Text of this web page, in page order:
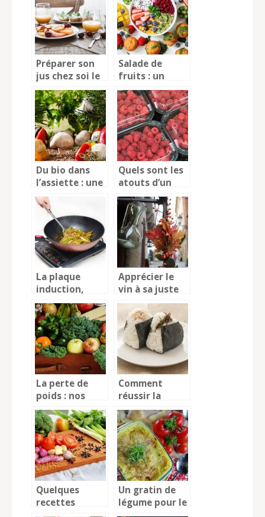
d’origine
animale?
Préparer son
jus chez soi le
matin
Salade de
fruits : un
dessert à
déguster à
toute saison !
Du bio dans
l’assiette : une
alimentation
saine et un
bien-être
assuré
Quels sont les
atouts d’un
bac gastro ?
La plaque
induction,
devenue un
matériel
indispensable
dans la cuisine
Apprécier le
vin à sa juste
valeur
La perte de
poids : nos
conseils pour
avoir des
résultats
rapidement
Comment
réussir la
cuisson du riz
japonais ?
Quelques
recettes
Un gratin de
légume pour le